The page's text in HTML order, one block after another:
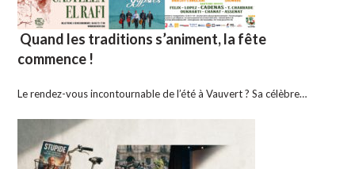
Quand les traditions s’animent, la fête
commence !
Le rendez-vous incontournable de l’été à Vauvert ? Sa célèbre…